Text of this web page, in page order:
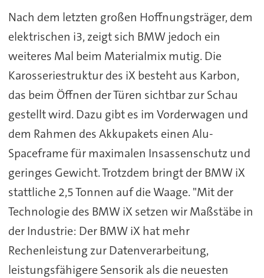
Nach dem letzten großen Hoffnungsträger, dem
elektrischen i3, zeigt sich BMW jedoch ein
weiteres Mal beim Materialmix mutig. Die
Karosseriestruktur des iX besteht aus Karbon,
das beim Öffnen der Türen sichtbar zur Schau
gestellt wird. Dazu gibt es im Vorderwagen und
dem Rahmen des Akkupakets einen Alu-
Spaceframe für maximalen Insassenschutz und
geringes Gewicht. Trotzdem bringt der BMW iX
stattliche 2,5 Tonnen auf die Waage. "Mit der
Technologie des BMW iX setzen wir Maßstäbe in
der Industrie: Der BMW iX hat mehr
Rechenleistung zur Datenverarbeitung,
leistungsfähigere Sensorik als die neuesten